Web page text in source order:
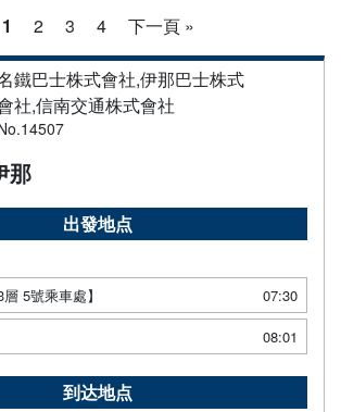
1
2 3 4 下一頁 »
鐵巴士株式會社,伊那巴士株式
社,信南交通株式會社
那
出發地点
5號乘車處】
07:30
08:01
到达地点